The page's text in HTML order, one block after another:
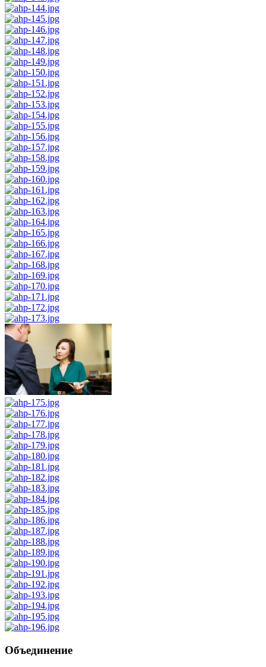
Объединение